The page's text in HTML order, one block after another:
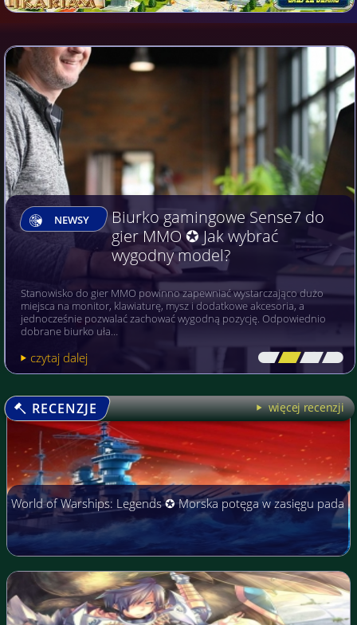
NEWSY
Biurko gamingowe Sense7 do
gier MMO ✪ Jak wybrać
wygodny model?
Stanowisko do gier MMO powinno zapewniać wystarczająco dużo
miejsca na monitor, klawiaturę, mysz i dodatkowe akcesoria, a
jednocześnie pozwalać zachować wygodną pozycję. Odpowiednio
dobrane biurko uła…
czytaj dalej [\ \\ \\ \]
RECENZJE więcej recenzji
World of Warships: Legends ✪ Morska potęga w zasięgu pada